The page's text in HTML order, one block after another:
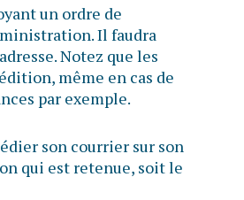
un ordre de
Il faudra
Notez que les
même en cas de
par exemple.
son courrier sur son
qui est retenue, soit le